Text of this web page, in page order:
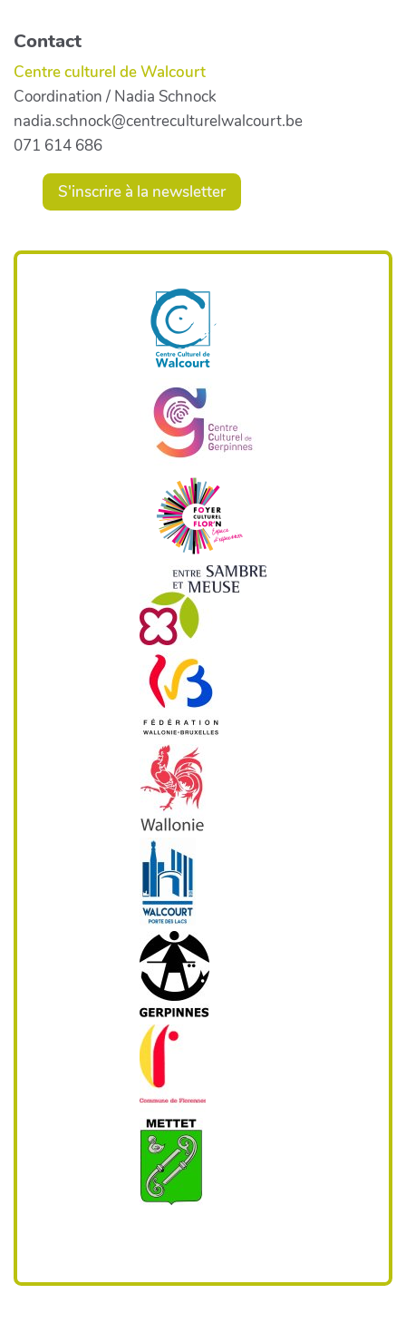
Contact
Centre culturel de Walcourt
Coordination / Nadia Schnock
nadia.schnock@centreculturelwalcourt.be
071 614 686
S'inscrire à la newsletter